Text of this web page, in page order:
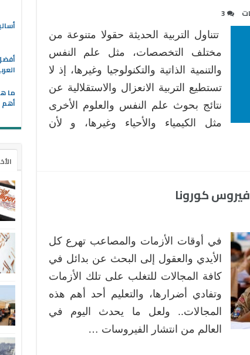
3
تتناول التربية الحديثة حقولا متنوعة من
مختلف التخصصات، مثل علم النفس
والتنمية الذاتية والتكنولوجيا وغيرها، إذ لا
تستطيع التربية الانعزال والاستقلالية عن
نتائج بحوث علم النفس والعلوم الأخرى
مثل الكيمياء والأحياء وغيرها، و لأن
كورونا
في أوقات الأزمات والمصاعب تهرع كل
الأيدي والعقول إلى البحث عن بدائل في
كافة المجالات للتغلب على تلك الأزمات
وتفادي أضرارها، والتعليم أحد أهم هذه
المجالات.. ولعل ما يحدث اليوم في
العالم من انتشار الفيروسات …
ما
أهم